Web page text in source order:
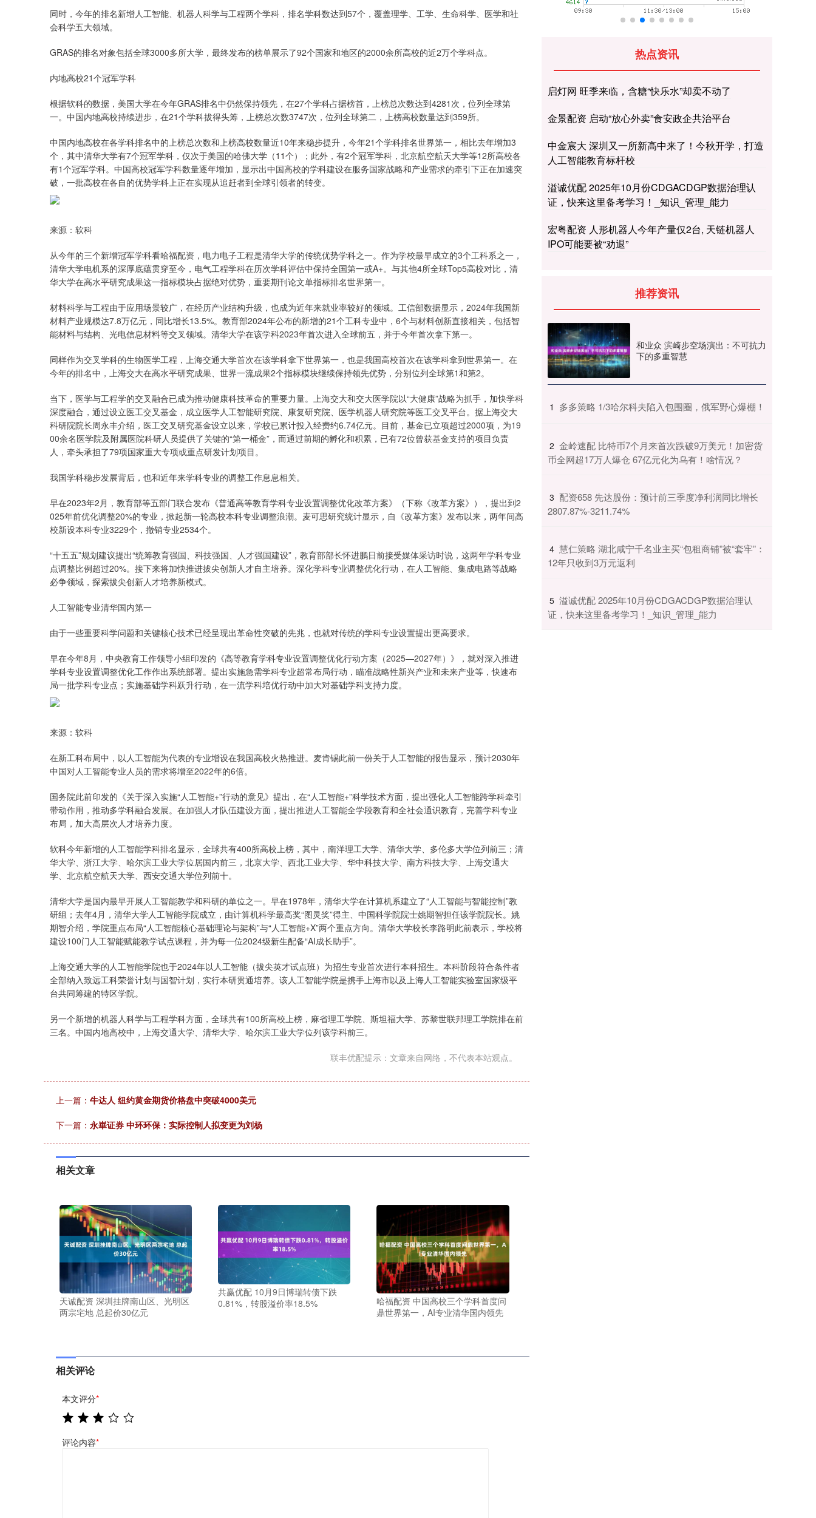
同时，今年的排名新增人工智能、机器人科学与工程两个学科，排名学科数达到57个，覆盖理学、工学、生命科学、医学和社
会科学五大领域。
GRAS的排名对象包括全球3000多所大学，最终发布的榜单展示了92个国家和地区的2000余所高校的近2万个学科点。
内地高校21个冠军学科
根据软科的数据，美国大学在今年GRAS排名中仍然保持领先，在27个学科占据榜首，上榜总次数达到4281次，位列全球第
一。中国内地高校持续进步，在21个学科拔得头筹，上榜总次数3747次，位列全球第二，上榜高校数量达到359所。
中国内地高校在各学科排名中的上榜总次数和上榜高校数量近10年来稳步提升，今年21个学科排名世界第一，相比去年增加3
个，其中清华大学有7个冠军学科，仅次于美国的哈佛大学（11个）；此外，有2个冠军学科，北京航空航天大学等12所高校各
有1个冠军学科。中国高校冠军学科数量逐年增加，显示出中国高校的学科建设在服务国家战略和产业需求的牵引下正在加速突
破，一批高校在各自的优势学科上正在实现从追赶者到全球引领者的转变。
来源：软科
从今年的三个新增冠军学科看哈福配资，电力电子工程是清华大学的传统优势学科之一。作为学校最早成立的3个工科系之一，
清华大学电机系的深厚底蕴贯穿至今，电气工程学科在历次学科评估中保持全国第一或A+。与其他4所全球Top5高校对比，清
华大学在高水平研究成果这一指标模块占据绝对优势，重要期刊论文单指标排名世界第一。
材料科学与工程由于应用场景较广，在经历产业结构升级，也成为近年来就业率较好的领域。工信部数据显示，2024年我国新
材料产业规模达7.8万亿元，同比增长13.5%。教育部2024年公布的新增的21个工科专业中，6个与材料创新直接相关，包括智
能材料与结构、光电信息材料等交叉领域。清华大学在该学科2023年首次进入全球前五，并于今年首次拿下第一。
同样作为交叉学科的生物医学工程，上海交通大学首次在该学科拿下世界第一，也是我国高校首次在该学科拿到世界第一。在
今年的排名中，上海交大在高水平研究成果、世界一流成果2个指标模块继续保持领先优势，分别位列全球第1和第2。
当下，医学与工程学的交叉融合已成为推动健康科技革命的重要力量。上海交大和交大医学院以“大健康”战略为抓手，加快学科
深度融合，通过设立医工交叉基金，成立医学人工智能研究院、康复研究院、医学机器人研究院等医工交叉平台。据上海交大
科研院院长周永丰介绍，医工交叉研究基金设立以来，学校已累计投入经费约6.74亿元。目前，基金已立项超过2000项，为19
00余名医学院及附属医院科研人员提供了关键的“第一桶金”，而通过前期的孵化和积累，已有72位曾获基金支持的项目负责
人，牵头承担了79项国家重大专项或重点研发计划项目。
我国学科稳步发展背后，也和近年来学科专业的调整工作息息相关。
早在2023年2月，教育部等五部门联合发布《普通高等教育学科专业设置调整优化改革方案》（下称《改革方案》），提出到2
025年前优化调整20%的专业，掀起新一轮高校本科专业调整浪潮。麦可思研究统计显示，自《改革方案》发布以来，两年间高
校新设本科专业3229个，撤销专业2534个。
“十五五”规划建议提出“统筹教育强国、科技强国、人才强国建设”，教育部部长怀进鹏日前接受媒体采访时说，这两年学科专业
点调整比例超过20%。接下来将加快推进拔尖创新人才自主培养。深化学科专业调整优化行动，在人工智能、集成电路等战略
必争领域，探索拔尖创新人才培养新模式。
人工智能专业清华国内第一
由于一些重要科学问题和关键核心技术已经呈现出革命性突破的先兆，也就对传统的学科专业设置提出更高要求。
早在今年8月，中央教育工作领导小组印发的《高等教育学科专业设置调整优化行动方案（2025—2027年）》，就对深入推进
学科专业设置调整优化工作作出系统部署。提出实施急需学科专业超常布局行动，瞄准战略性新兴产业和未来产业等，快速布
局一批学科专业点；实施基础学科跃升行动，在一流学科培优行动中加大对基础学科支持力度。
来源：软科
在新工科布局中，以人工智能为代表的专业增设在我国高校火热推进。麦肯锡此前一份关于人工智能的报告显示，预计2030年
中国对人工智能专业人员的需求将增至2022年的6倍。
国务院此前印发的《关于深入实施“人工智能+”行动的意见》提出，在“人工智能+”科学技术方面，提出强化人工智能跨学科牵引
带动作用，推动多学科融合发展。在加强人才队伍建设方面，提出推进人工智能全学段教育和全社会通识教育，完善学科专业
布局，加大高层次人才培养力度。
软科今年新增的人工智能学科排名显示，全球共有400所高校上榜，其中，南洋理工大学、清华大学、多伦多大学位列前三；清
华大学、浙江大学、哈尔滨工业大学位居国内前三，北京大学、西北工业大学、华中科技大学、南方科技大学、上海交通大
学、北京航空航天大学、西安交通大学位列前十。
清华大学是国内最早开展人工智能教学和科研的单位之一。早在1978年，清华大学在计算机系建立了“人工智能与智能控制”教
研组；去年4月，清华大学人工智能学院成立，由计算机科学最高奖“图灵奖”得主、中国科学院院士姚期智担任该学院院长。姚
期智介绍，学院重点布局“人工智能核心基础理论与架构”与“人工智能+X”两个重点方向。清华大学校长李路明此前表示，学校将
建设100门人工智能赋能教学试点课程，并为每一位2024级新生配备“AI成长助手”。
上海交通大学的人工智能学院也于2024年以人工智能（拔尖英才试点班）为招生专业首次进行本科招生。本科阶段符合条件者
全部纳入致远工科荣誉计划与国智计划，实行本研贯通培养。该人工智能学院是携手上海市以及上海人工智能实验室国家级平
台共同筹建的特区学院。
另一个新增的机器人科学与工程学科方面，全球共有100所高校上榜，麻省理工学院、斯坦福大学、苏黎世联邦理工学院排在前
三名。中国内地高校中，上海交通大学、清华大学、哈尔滨工业大学位列该学科前三。
联丰优配提示：文章来自网络，不代表本站观点。
上一篇： 牛达人 纽约黄金期货价格盘中突破4000美元
下一篇： 永崋证券 中环环保：实际控制人拟变更为刘杨
相关文章
天诚配资 深圳挂牌南山区、光明区
两宗宅地 总起价30亿元
共赢优配 10月9日博瑞转债下跌
0.81%，转股溢价率18.5%
哈福配资 中国高校三个学科首度问
鼎世界第一，AI专业清华国内领先
相关评论
本文评分*
评论内容*
热点资讯
启灯网 旺季来临，含糖“快乐水”却卖不动了
金景配资 启动“放心外卖”食安政企共治平台
中金宸大 深圳又一所新高中来了！今秋开学，打造
人工智能教育标杆校
溢诚优配 2025年10月份CDGACDGP数据治理认
证，快来这里备考学习！_知识_管理_能力
宏粤配资 人形机器人今年产量仅2台, 天链机器人
IPO可能要被“劝退”
推荐资讯
和业众 滨崎步空场演出：不可抗力
下的多重智慧
1 ​多多策略 1/3哈尔科夫陷入包围圈，俄军野心爆棚！
2 ​金岭速配 比特币7个月来首次跌破9万美元！加密货
币全网超17万人爆仓 67亿元化为乌有！啥情况？
3 ​配资658 先达股份：预计前三季度净利润同比增长
2807.87%-3211.74%
4 ​慧仁策略 湖北咸宁千名业主买“包租商铺”被“套牢”：
12年只收到3万元返利
5 ​溢诚优配 2025年10月份CDGACDGP数据治理认
证，快来这里备考学习！_知识_管理_能力